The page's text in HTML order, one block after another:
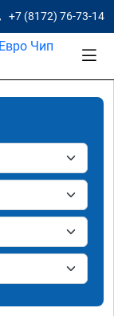
+7 (8172) 76-73-14